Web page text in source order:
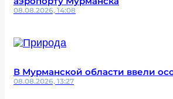
08.08.2026, 14:08
В Мурманской области ввели
08.08.2026, 13:27